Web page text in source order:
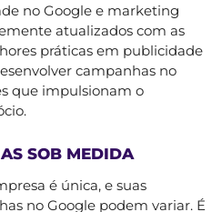
no Google e marketing
atualizados com as
práticas em publicidade
campanhas no
que impulsionam o
SOB MEDIDA
é única, e suas
no Google podem variar. É